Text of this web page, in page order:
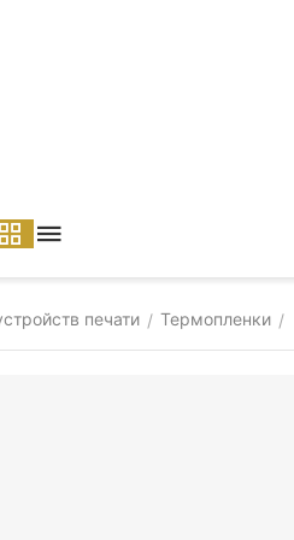
печати / Термопленки /